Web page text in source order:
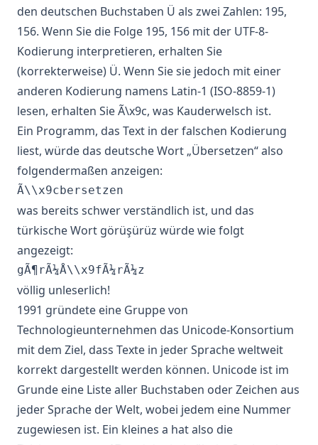
den deutschen Buchstaben Ü als zwei Zahlen: 195,
156. Wenn Sie die Folge 195, 156 mit der UTF-8-
Kodierung interpretieren, erhalten Sie
(korrekterweise) Ü. Wenn Sie sie jedoch mit einer
anderen Kodierung namens Latin-1 (ISO-8859-1)
lesen, erhalten Sie Ã\x9c, was Kauderwelsch ist.
Ein Programm, das Text in der falschen Kodierung
liest, würde das deutsche Wort „Übersetzen“ also
folgendermaßen anzeigen:
Ã\\x9cbersetzen
was bereits schwer verständlich ist, und das
türkische Wort görüşürüz würde wie folgt
angezeigt:
gÃ¶rÃ¼Å\\x9fÃ¼rÃ¼z
völlig unleserlich!
1991 gründete eine Gruppe von
Technologieunternehmen das Unicode-Konsortium
mit dem Ziel, dass Texte in jeder Sprache weltweit
korrekt dargestellt werden können. Unicode ist im
Grunde eine Liste aller Buchstaben oder Zeichen aus
jeder Sprache der Welt, wobei jedem eine Nummer
zugewiesen ist. Ein kleines a hat also die